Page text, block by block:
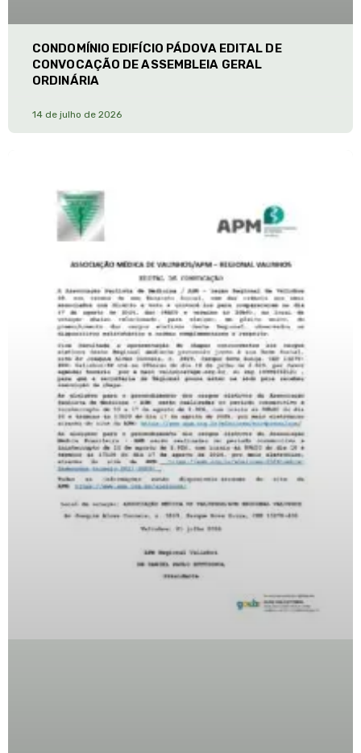
CONDOMÍNIO EDIFÍCIO PÁDOVA EDITAL DE
CONVOCAÇÃO DE ASSEMBLEIA GERAL
ORDINÁRIA
14 de julho de 2026